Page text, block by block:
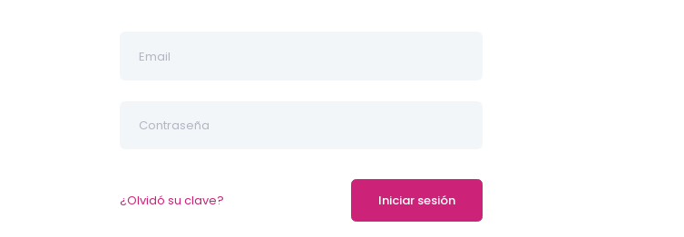
¿Olvidó su clave? Iniciar sesión